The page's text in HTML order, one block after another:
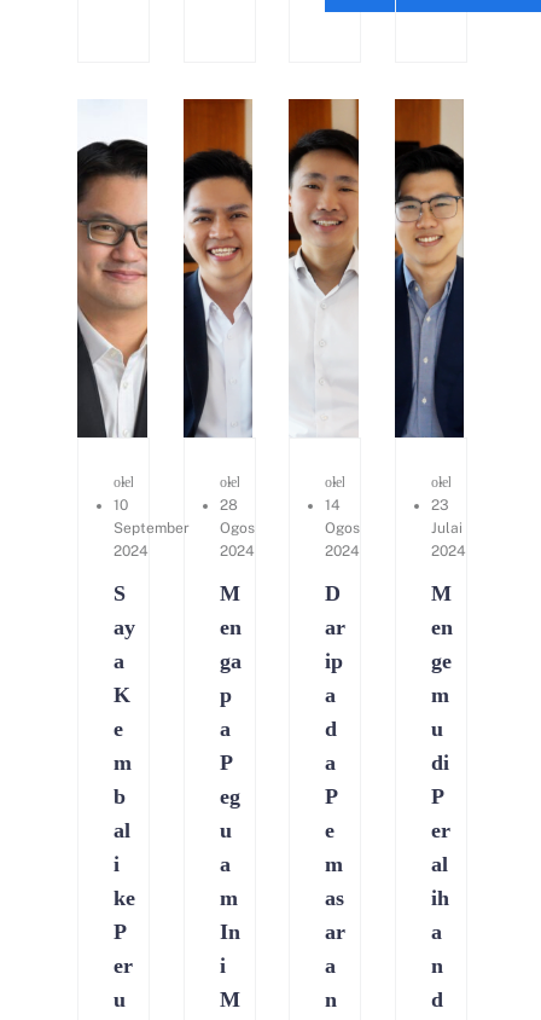
oleh
10
September
2024
S
ay
a
K
e
m
b
al
i
ke
P
er
u
oleh
Kerry Consulting
28
Ogos
2024
M
en
ga
p
a
P
eg
u
a
m
In
i
M
oleh
Kerry Consulting
14
Ogos
2024
D
ar
ip
a
d
a
P
e
m
as
ar
a
n
oleh
23
Julai
2024
M
en
ge
m
u
di
P
er
al
ih
a
n
d